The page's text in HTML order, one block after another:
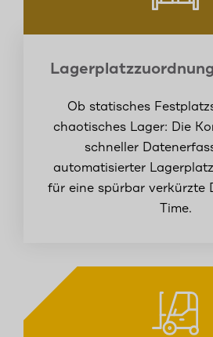
Ob statisches
chaotisches Lager: Die
schneller
automatisierter
für eine spürbar verkürzte
Time.